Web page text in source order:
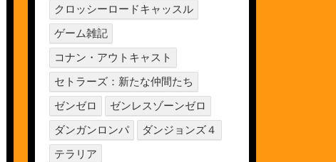
クロッシーロードキャッスル
ゲーム雑記
コナン・アウトキャスト
セトラーズ：新たな仲間たち
ゼンゼロ
ゼンレスゾーンゼロ
ダンガンロンパ
ダンジョンズ４
テラリア